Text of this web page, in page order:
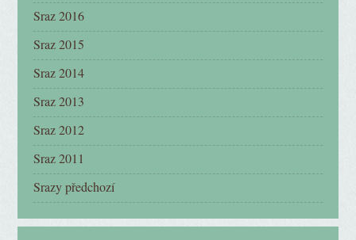
Sraz 2016
Sraz 2015
Sraz 2014
Sraz 2013
Sraz 2012
Sraz 2011
Srazy předchozí